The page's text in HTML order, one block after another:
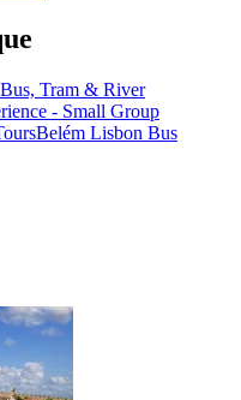
Tram & River
- Small Group
Belém Lisbon Bus